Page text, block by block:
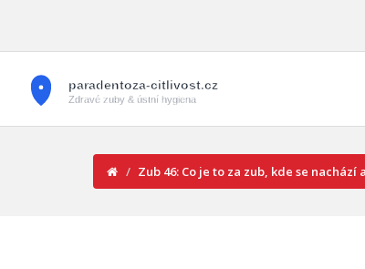
Zub 46: Co je to za zub, kde se